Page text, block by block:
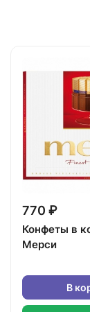
770 ₽
Конфеты в
Мерси
В